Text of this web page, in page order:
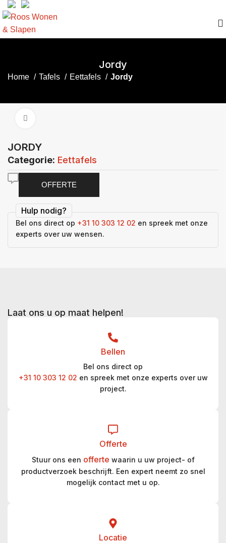
Jordy
Home Tafels Eettafels Jordy
JORDY
Categorie: Eettafels
OFFERTE
Hulp nodig?
Bel ons direct op +31 10 303 12 02 en spreek met onze
experts over uw wensen.
Laat ons u op maat helpen!
Bellen
Bel ons direct op
+31 10 303 12 02 en spreek met onze experts over uw
project.
Offerte
Stuur ons een offerte waarin u uw project- of
productverzoek beschrijft. Een expert neemt zo snel
mogelijk contact met u op.
Locatie